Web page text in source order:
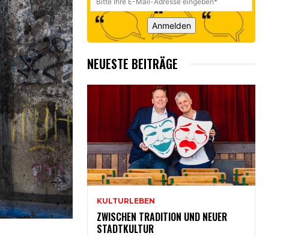
Anmelden
NEUESTE BEITRÄGE
KULTURLEBEN
ZWISCHEN TRADITION UND NEUER
STADTKULTUR